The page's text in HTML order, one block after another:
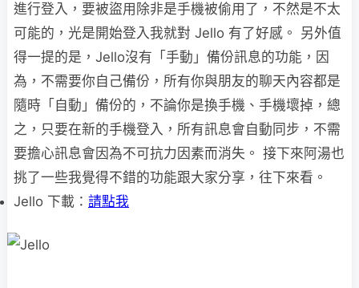
進行登入，要被盜用除非是手機被偷用了，不然是不太
可能的，光是開始登入我就對 Jello 有了好感。 另外值
得一提的是，Jello沒有「手動」備份訊息的功能，因
為，不需要你自己備份，所有你與朋友的聊天內容都是
隨時「自動」備份的，不論你是換手機、手機壞掉，總
之，只要在新的手機登入，所有訊息會自動同步，不需
要擔心訊息會因為不可抗力因素而消失。 接下來阿湯也
挑了一些我覺得不錯的功能跟大家分享，往下來看。
Jello 下載： 請點我